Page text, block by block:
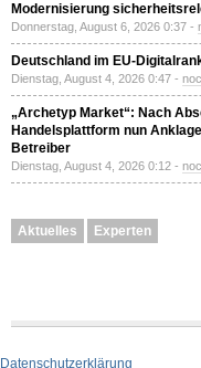
Modernisierung
Donnerstag, August 6, 2026 0:37 -
Deutschland im EU-
Dienstag, August 4, 2026 0:47 -
„Archetyp Market“: Nach
Handelsplattform nun
Betreiber
Dienstag, August 4, 2026 0:12 -
Aktuelles Experten
Datenschutzerklärung